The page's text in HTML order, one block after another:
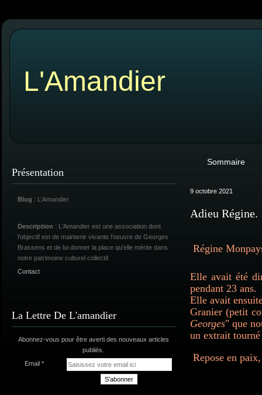
L'Amandier
Présentation
Blog : L'Amandier
Description : L'Amandier est une association dont
l'objectif est de maintenir vivante l'oeuvre de Georges
Brassens et de lui donner la place qu'elle mérite dans
notre patrimoine culturel collectif.
Contact
La Lettre De L'amandier
Abonnez-vous pour être averti des nouveaux articles
publiés.
Email
Sommaire
9 octobre 2021
Adieu Régine.
Régine
Elle avait été
pendant 23 ans.
Elle avait
Granier (petit
Georges" que
un extrait tourné
Repose en